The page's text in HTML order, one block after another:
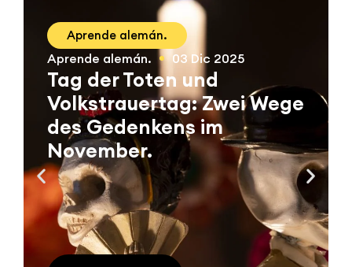
Aprende alemán.
Aprende alemán. 03 Dic 2025
Tag der Toten und
Volkstrauertag: Zwei Wege
des Gedenkens im
November.